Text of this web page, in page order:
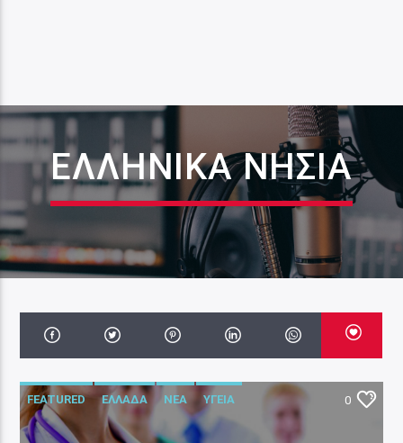
ΕΛΛΗΝΙΚΆ ΝΗΣΙΆ
FEATURED ΕΛΛΑΔΑ ΝΕΑ ΥΓΕΙΑ 0